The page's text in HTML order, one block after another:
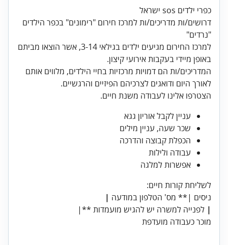
כפרי ילדים sos ישראל
דרושים/ות מדריכים/ות למרכז חירום "רימונים" בכפר הילדים
"נרדים"
למרכז החירום מגיעים ילדים בגילאי 3-14, אשר הוצאו מביתם
המדריכים/ות הם דמויות מרכזיות בחיי הילדים, מלווים אותם
הצטרפו אלינו לעבודה משנת חיים.
עניין לקבל אוריון גגא
שכר שעה, עניין מילים
הכפלת קבוצה והדרכה
עבודה ולילות
אפשרות למלגה
ניסים |** מס' הטלפון במודעה
| לפנייה למשרה יש להגיש מועמדות **|
מוכר כעבודה מועדפת